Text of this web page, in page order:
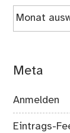
Archiv
Meta
Anmelden
Eintrags-